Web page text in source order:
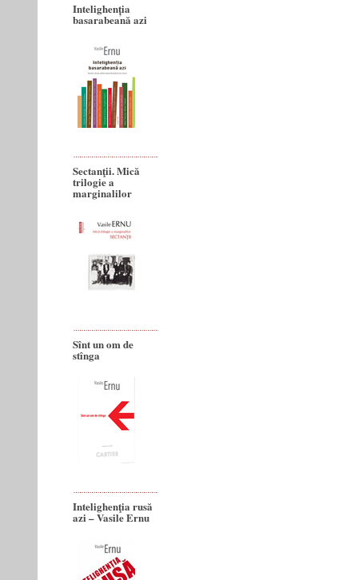
Intelighenția
basarabeană azi
Sectanţii. Mică
trilogie a
marginalilor
Sînt un om de
stînga
Intelighenţia rusă
azi – Vasile Ernu